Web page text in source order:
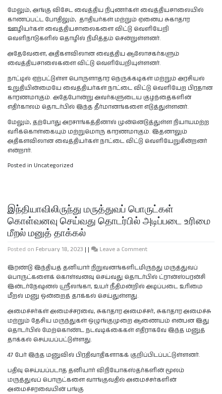
மேலும், அங்கு விசேட வைத்திய நிபுணர்கள் வைத்தியசாலையில்
காணப்பட்ட போதிலும், தாதியர்கள் மற்றும் ஏனைய சுகாதார
ஊழியர்கள் வைத்தியசாலைகளை விட்டு வெளியேறி
வெளிநாடுகளில் தொழில் நிமித்தம் சென்றுள்ளனர்.
அதேவேளை, அதிகளவிலான வைத்திய ஆலோசகர்களும்
வைத்தியசாலைகளை விட்டு வெளியேறியுள்ளனர்.
நாட்டில் ஏற்பட்டுள்ள பொருளாதார நெருக்கடிகள் மற்றும் அரசியல்
உறுதியின்மையே வைத்தியர்கள் நாட்டை விட்டு வெளியேற பிரதான
காரணமாகும். அதேபோன்று அவர்களுடைய குழந்தைகளின்
எதிர்காலம் தொடர்பில் இந்த தீர்மானங்களை எடுத்துள்ளனர்.
மேலும், தற்போது அரசாங்கத்தினால் முன்னெடுத்துள்ள நியாயமற்ற
வரிக்கொள்கையும் மற்றுமொரு காரணமாகும். இதனாலும்
அதிகளவிலான வைத்தியர்கள் நாட்டை விட்டு வெளியேறுகின்றனர்
என்றார்.
Posted in Uncategorized
இந்தியாவிலிருந்து மருத்துவப் பொருட்கள்
கொள்வனவு செய்வது தொடர்பில் அடிப்படை உரிமை
மீறல் மனுத் தாக்கல்
Posted on February 18, 2023 | | Leave a Comment
இரண்டு இந்தியத் தனியார் நிறுவனங்களிடமிருந்து மருத்துவப்
பொருட்களைக் கொள்வனவு செய்வது தொடர்பில் ட்ரான்ஸ்பரன்சி
இன்டர்நேஷனல் ஸ்ரீலங்கா, உயர் நீதிமன்றில் அடிப்படை உரிமை
மீறல் மனு ஒன்றைத் தாக்கல் செய்துள்ளது.
அமைச்சர்கள் அமைச்சரவை, சுகாதார அமைச்சர், சுகாதார அமைச்சு
மற்றும் தேசிய மருந்துகள் ஒழுங்குமுறை ஆணையம் என்பன இது
தொடர்பில் மேற்கொண்ட நடவடிக்கைகள் எதிராகவே இந்த மனுத்
தாக்கல் செய்யப்பட்டுள்ளது.
47 பேர் இந்த மனுவில் பிரதிவாதிகளாகக் குறிப்பிடப்பட்டுள்ளனர்.
பதிவு செய்யப்படாத தனியார் விநியோகஸ்தர்களின் மூலம்
மருத்துவப் பொருட்களை வாங்குவதில் அமைச்சர்களின்
அமைச்சரவையின் பங்கு